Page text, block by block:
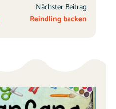
Nächster Beitrag
Reindling backen